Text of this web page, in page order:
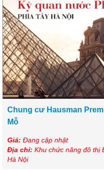
Chung cư Hausman
Mỗ
Giá: Đang cập nhật
Địa chỉ: Khu chức năng đô thị
Hà Nội